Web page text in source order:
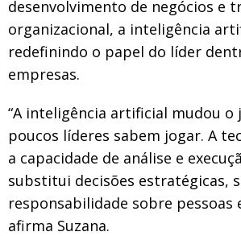
desenvolvimento de negócios e
organizacional, a inteligência
redefinindo o papel do líder
empresas.
“A inteligência artificial mudou o
poucos líderes sabem jogar. A
a capacidade de análise e
substitui decisões estratégicas,
responsabilidade sobre pessoas
afirma Suzana.